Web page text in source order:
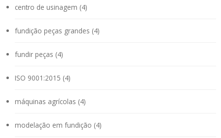
centro de usinagem (4)
fundição peças grandes (4)
fundir peças (4)
ISO 9001:2015 (4)
máquinas agrícolas (4)
modelação em fundição (4)